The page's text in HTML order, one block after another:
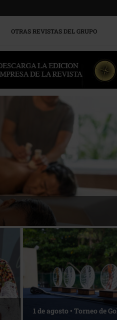
OTRAS REVISTAS DEL GRUPO
1 de agosto • Torneo de